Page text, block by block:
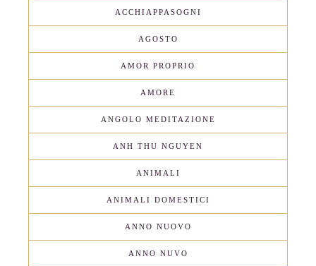
ACCHIAPPASOGNI
AGOSTO
AMOR PROPRIO
AMORE
ANGOLO MEDITAZIONE
ANH THU NGUYEN
ANIMALI
ANIMALI DOMESTICI
ANNO NUOVO
ANNO NUVO